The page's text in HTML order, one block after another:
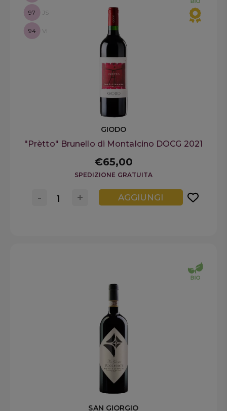
97 JS
94 VI
GIODO
"Prètto" Brunello di Montalcino DOCG 2021
€65,00
SPEDIZIONE GRATUITA
+
- AGGIUNGI
SAN GIORGIO